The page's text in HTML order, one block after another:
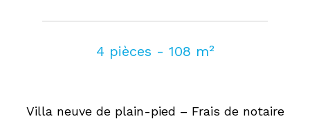
4 pièces - 108 m²
Villa neuve de plain-pied – Frais de notaire
FILTRER PAR